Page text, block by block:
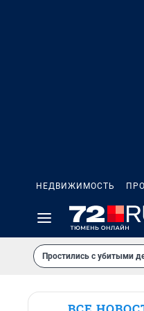
НЕДВИЖИМОСТЬ
Простились с убитыми